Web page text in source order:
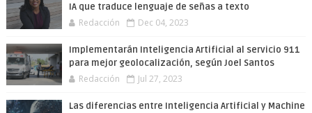
IA que traduce lenguaje de señas a texto
Redacción Dec 04, 2023
Implementarán Inteligencia Artificial al servicio 911
para mejor geolocalización, según Joel Santos
Redacción Jul 27, 2023
Las diferencias entre Inteligencia Artificial y Machine